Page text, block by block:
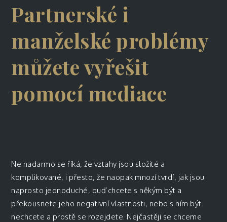
Partnerské i
manželské problémy
můžete vyřešit
pomocí mediace
Ne nadarmo se říká, že vztahy jsou složité a
komplikované, i přesto, že naopak mnozí tvrdí, jak jsou
naprosto jednoduché, buď chcete s někým být a
překousnete jeho negativní vlastnosti, nebo s ním být
nechcete a prostě se rozejdete. Nejčastěji se chceme